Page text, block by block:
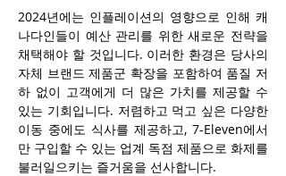
2024년에는 인플레이션의 영향으로 인해 캐
나다인들이 예산 관리를 위한 새로운 전략을
채택해야 할 것입니다. 이러한 환경은 당사의
자체 브랜드 제품군 확장을 포함하여 품질 저
하 없이 고객에게 더 많은 가치를 제공할 수
있는 기회입니다. 저렴하고 먹고 싶은 다양한
이동 중에도 식사를 제공하고, 7-Eleven에서
만 구입할 수 있는 업계 독점 제품으로 화제를
불러일으키는 즐거움을 선사합니다.